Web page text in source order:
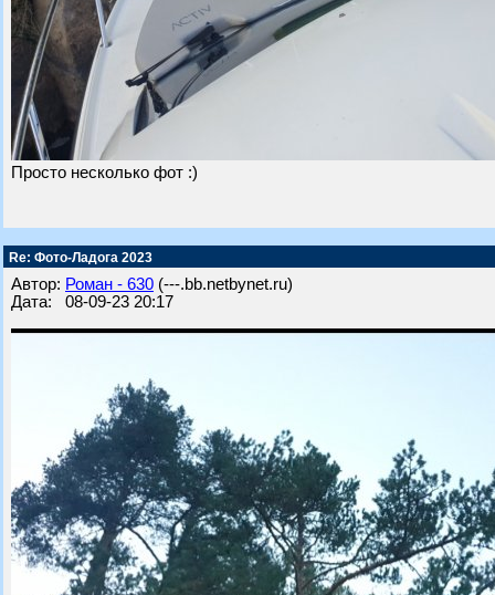
Просто несколько фот :)
Re: Фото-Ладога 2023
Автор: Роман - 630 (---.bb.netbynet.ru)
Дата: 08-09-23 20:17